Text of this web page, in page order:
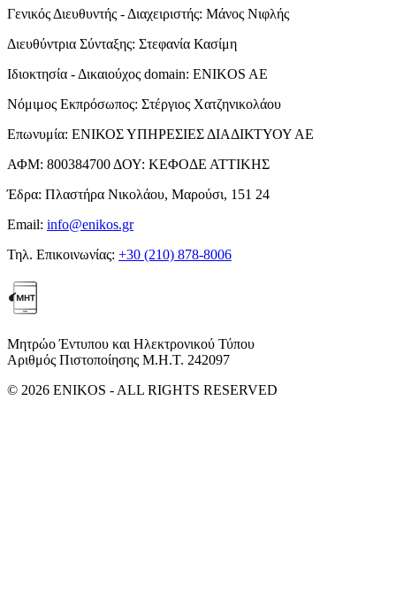
Γενικός Διευθυντής - Διαχειριστής: Μάνος Νιφλής
Διευθύντρια Σύνταξης: Στεφανία Κασίμη
Ιδιοκτησία - Δικαιούχος domain: ENIKOS AE
Νόμιμος Εκπρόσωπος: Στέργιος Χατζηνικολάου
Επωνυμία: ΕΝΙΚΟΣ ΥΠΗΡΕΣΙΕΣ ΔΙΑΔΙΚΤΥΟΥ ΑΕ
ΑΦΜ: 800384700 ΔΟΥ: ΚΕΦΟΔΕ ΑΤΤΙΚΗΣ
Έδρα: Πλαστήρα Νικολάου, Μαρούσι, 151 24
Email: info@enikos.gr
Τηλ. Επικοινωνίας: +30 (210) 878-8006
Μητρώο Έντυπου και Ηλεκτρονικού Τύπου
Αριθμός Πιστοποίησης Μ.Η.Τ. 242097
© 2026 ENIKOS - ALL RIGHTS RESERVED